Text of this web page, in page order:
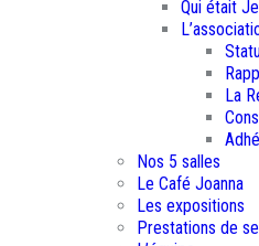
Qui était
La
Nos 5 salles
Le Café Joanna
Les expositions
Prestations de